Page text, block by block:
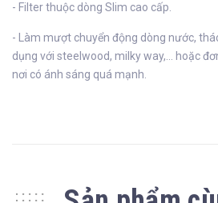
- Filter thuộc dòng Slim cao cấp.
- Làm mượt chuyển động dòng nước,
dụng với steelwood, milky way,... hoặc
nơi có ánh sáng quá mạnh.